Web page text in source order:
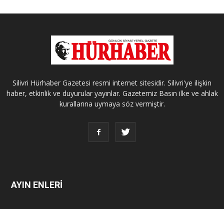
Silivri Hürhaber Gazetesi resmi internet sitesidir. Silivri'ye ilişkin
haber, etkinlik ve duyurular yayınlar. Gazetemiz Basın ilke ve ahlak
kurallarına uymaya söz vermiştir.
AYIN ENLERİ